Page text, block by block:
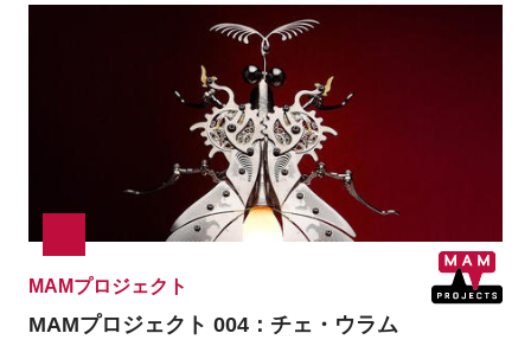
MAMプロジェクト
MAMプロジェクト 004：チェ・ウラム